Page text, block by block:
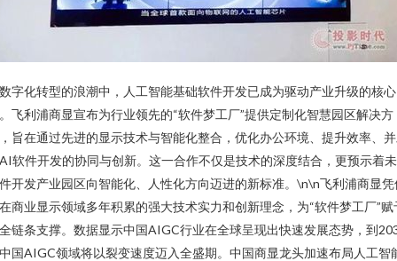
字化转型的浪潮中，人工智能基础软件开发已成为驱动产业升级的核
飞利浦商显宣布为行业领先的“软件梦工厂”提供定制化智慧园区解决方
旨在通过先进的显示技术与智能化整合，优化办公环境、提升效率、
软件开发的协同与创新。这一合作不仅是技术的深度结合，更预示着
开发产业园区向智能化、人性化方向迈进的新标准。\n\n飞利浦商显凭
商业显示领域多年积累的强大技术实力和创新理念，为“软件梦工厂”赋
链条支撑。数据显示中国AIGC行业在全球呈现出快速发展态势，到
国AIGC领域将以裂变速度迈入全盛期。中国商显龙头加速布局人工智